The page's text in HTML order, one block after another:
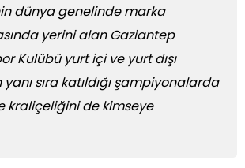
dünya genelinde marka
yerini alan Gaziantep
Kulübü yurt içi ve yurt dışı
yanı sıra katıldığı şampiyonalarda
kraliçeliğini de kimseye